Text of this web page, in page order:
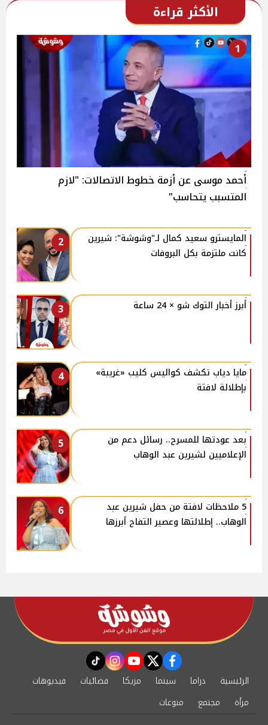
الأكثر قراءة
1
أحمد موسى عن أزمة خطوط الاتصالات: "لازم
المتسبب يتحاسب"
2
المايسترو سعيد كمال لـ"وشوشة": شيرين
كانت ملتزمة بكل البروفات
3 أبرز أخبار التوك شو × 24 ساعة
4
مايا دياب تكشف كواليس كليب «غريبة»
بإطلالة لافتة
5
بعد عودتها للمسرح.. رسائل دعم من
الإعلاميين لشيرين عبد الوهاب
6
5 ملاحظات لافتة من حفل شيرين عبد
الوهاب.. إطلالتها وعصير التفاح أبرزها
facebook
twitter
youtube
instagram
tiktok
الرئيسية دراما سينما مزيكا فضائيات
فيديوهات
مرأة
مجتمع
منوعات